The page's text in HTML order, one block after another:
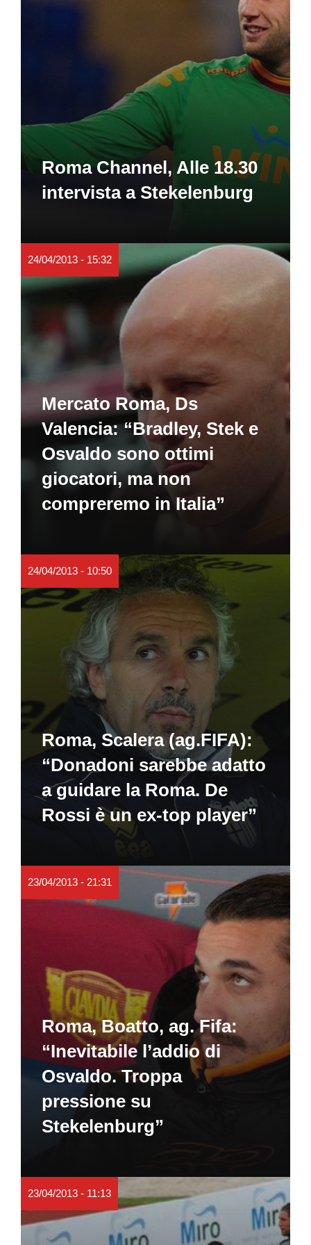
Roma Channel, Alle 18.30
intervista a Stekelenburg
24/04/2013 - 15:32
Mercato Roma, Ds
Valencia: “Bradley, Stek e
Osvaldo sono ottimi
giocatori, ma non
compreremo in Italia”
24/04/2013 - 10:50
Roma, Scalera (ag.FIFA):
“Donadoni sarebbe adatto
a guidare la Roma. De
Rossi è un ex-top player”
23/04/2013 - 21:31
Roma, Boatto, ag. Fifa:
“Inevitabile l’addio di
Osvaldo. Troppa
pressione su
Stekelenburg”
23/04/2013 - 11:13